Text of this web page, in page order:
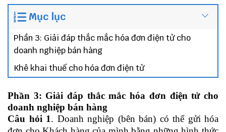
Mục lục
Phần 3: Giải đáp thắc mắc hóa đơn điện tử cho
doanh nghiệp bán hàng
Khê khai thuế cho hóa đơn điện tử
Phần 3: Giải đáp thắc mắc hóa đơn điện tử cho
doanh nghiệp bán hàng
Câu hỏi 1. Doanh nghiệp (bên bán) có thể gửi hóa